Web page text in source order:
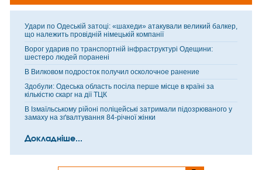
Удари по Одеській затоці: «шахеди» атакували великий балкер,
що належить провідній німецькій компанії
Ворог ударив по транспортній інфраструктурі Одещини:
шестеро людей поранені
В Вилковом подросток получил осколочное ранение
Здобули: Одеська область посіла перше місце в країні за
кількістю скарг на дії ТЦК
В Ізмаїльському рійоні поліцейські затримали підозрюваного у
замаху на зґвалтування 84-річної жінки
Докладніше...